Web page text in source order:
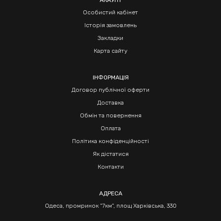
Особистий кабінет
Історія замовлень
Закладки
Карта сайту
ІНФОРМАЦІЯ
Договор публічної оферти
Доставка
Обмін та повернення
Оплата
Політика конфіденційності
Як дістатися
Контакти
АДРЕСА
Одеса, промринок "7км", площ Харківська, 330